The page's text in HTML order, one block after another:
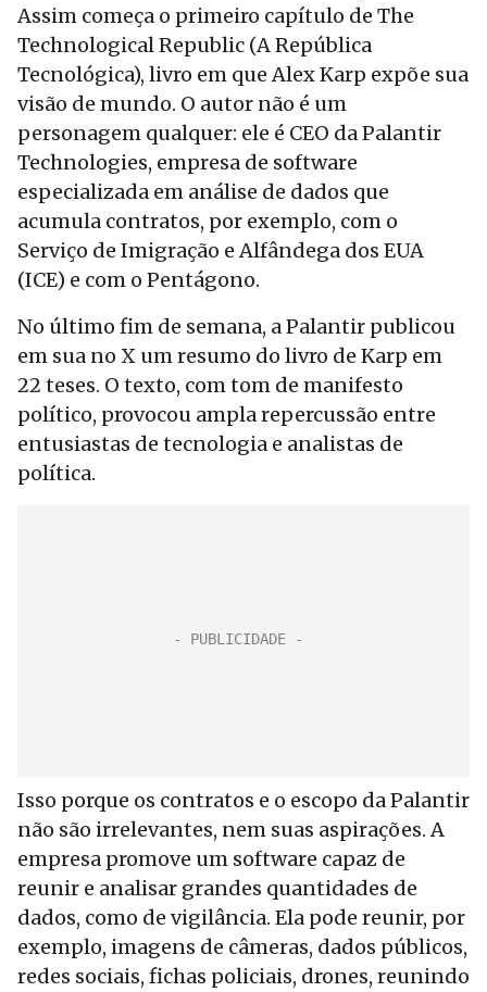
Assim começa o primeiro capítulo de The
Technological Republic (A República
Tecnológica), livro em que Alex Karp expõe sua
visão de mundo. O autor não é um
personagem qualquer: ele é CEO da Palantir
Technologies, empresa de software
especializada em análise de dados que
acumula contratos, por exemplo, com o
Serviço de Imigração e Alfândega dos EUA
(ICE) e com o Pentágono.
No último fim de semana, a Palantir publicou
em sua no X um resumo do livro de Karp em
22 teses. O texto, com tom de manifesto
político, provocou ampla repercussão entre
entusiastas de tecnologia e analistas de
política.
Isso porque os contratos e o escopo da Palantir
não são irrelevantes, nem suas aspirações. A
empresa promove um software capaz de
reunir e analisar grandes quantidades de
dados, como de vigilância. Ela pode reunir, por
exemplo, imagens de câmeras, dados públicos,
redes sociais, fichas policiais, drones, reunindo